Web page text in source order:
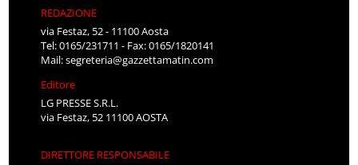
REDAZIONE
via Festaz, 52 - 11100 Aosta
Tel: 0165/231711 - Fax: 0165/1820141
Mail:segreteria@gazzettamatin.com
Editore
LG PRESSE S.R.L.
via Festaz, 52 11100 AOSTA
DIRETTORE RESPONSABILE